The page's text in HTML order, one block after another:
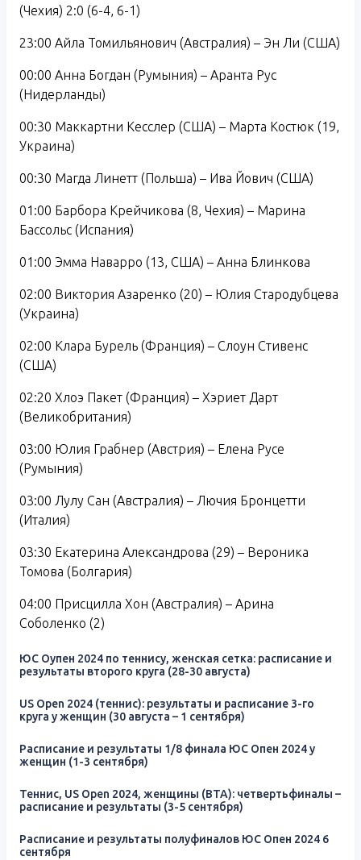
(Чехия) 2:0 (6-4, 6-1)
23:00 Айла Томильянович (Австралия) – Эн Ли (США)
00:00 Анна Богдан (Румыния) – Аранта Рус
(Нидерланды)
00:30 Маккартни Кесслер (США) – Марта Костюк (19,
Украина)
00:30 Магда Линетт (Польша) – Ива Йович (США)
01:00 Барбора Крейчикова (8, Чехия) – Марина
Бассольс (Испания)
01:00 Эмма Наварро (13, США) – Анна Блинкова
02:00 Виктория Азаренко (20) – Юлия Стародубцева
(Украина)
02:00 Клара Бурель (Франция) – Слоун Стивенс
(США)
02:20 Хлоэ Пакет (Франция) – Хэриет Дарт
(Великобритания)
03:00 Юлия Грабнер (Австрия) – Елена Русе
(Румыния)
03:00 Лулу Сан (Австралия) – Лючия Бронцетти
(Италия)
03:30 Екатерина Александрова (29) – Вероника
Томова (Болгария)
04:00 Присцилла Хон (Австралия) – Арина
Соболенко (2)
ЮС Оупен 2024 по теннису, женская сетка: расписание и
результаты второго круга (28-30 августа)
US Open 2024 (теннис): результаты и расписание 3-го
круга у женщин (30 августа – 1 сентября)
Расписание и результаты 1/8 финала ЮС Опен 2024 у
женщин (1-3 сентября)
Теннис, US Open 2024, женщины (ВТА): четвертьфиналы –
расписание и результаты (3-5 сентября)
Расписание и результаты полуфиналов ЮС Опен 2024 6
сентября